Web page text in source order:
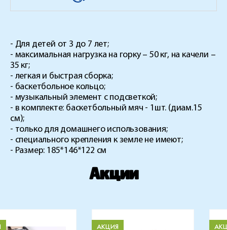
- Для детей от 3 до 7 лет;
- максимальная нагрузка на горку – 50 кг, на качели –
35 кг;
- легкая и быстрая сборка;
- баскетбольное кольцо;
- музыкальный элемент с подсветкой;
- в комплекте: баскетбольный мяч - 1шт. (диам.15
см);
- только для домашнего использования;
- специального крепления к земле не имеют;
- Размер: 185*146*122 см
Акции
АКЦИЯ